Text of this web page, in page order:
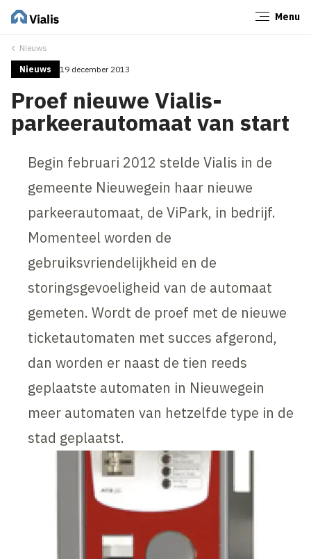
Menu
Nieuws
Nieuws 19 december 2013
Proef nieuwe Vialis-
parkeerautomaat van start
Begin februari 2012 stelde Vialis in de
gemeente Nieuwegein haar nieuwe
parkeerautomaat, de ViPark, in bedrijf.
Momenteel worden de
gebruiksvriendelijkheid en de
storingsgevoeligheid van de automaat
gemeten. Wordt de proef met de nieuwe
ticketautomaten met succes afgerond,
dan worden er naast de tien reeds
geplaatste automaten in Nieuwegein
meer automaten van hetzelfde type in de
stad geplaatst.
Sluiten